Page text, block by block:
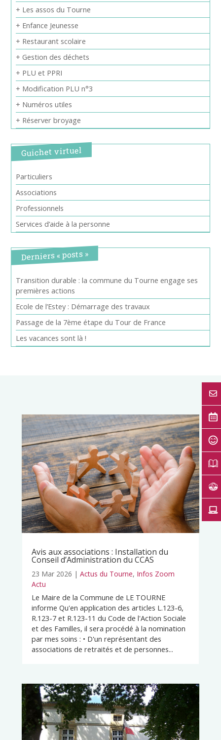
+ Les assos du Tourne
+ Enfance Jeunesse
+ Restaurant scolaire
+ Gestion des déchets
+ PLU et PPRI
+ Modification PLU n°3
+ Numéros utiles
+ Réserver broyage
Guichet virtuel
Particuliers
Associations
Professionnels
Services d’aide à la personne
Derniers « posts »
Transition durable : la commune du Tourne engage ses
premières actions
Ecole de l’Estey : Démarrage des travaux
Passage de la 7ème étape du Tour de France
Les vacances sont là !
Avis aux associations : Installation du
Conseil d’Administration du CCAS
23 Mar 2026 | Actus du Tourne, Infos Zoom
Actu
Le Maire de la Commune de LE TOURNE
informe Qu'en application des articles L.123-6,
R.123-7 et R.123-11 du Code de l'Action Sociale
et des Familles, il sera procédé à la nomination
par mes soins : • D'un représentant des
associations de retraités et de personnes...